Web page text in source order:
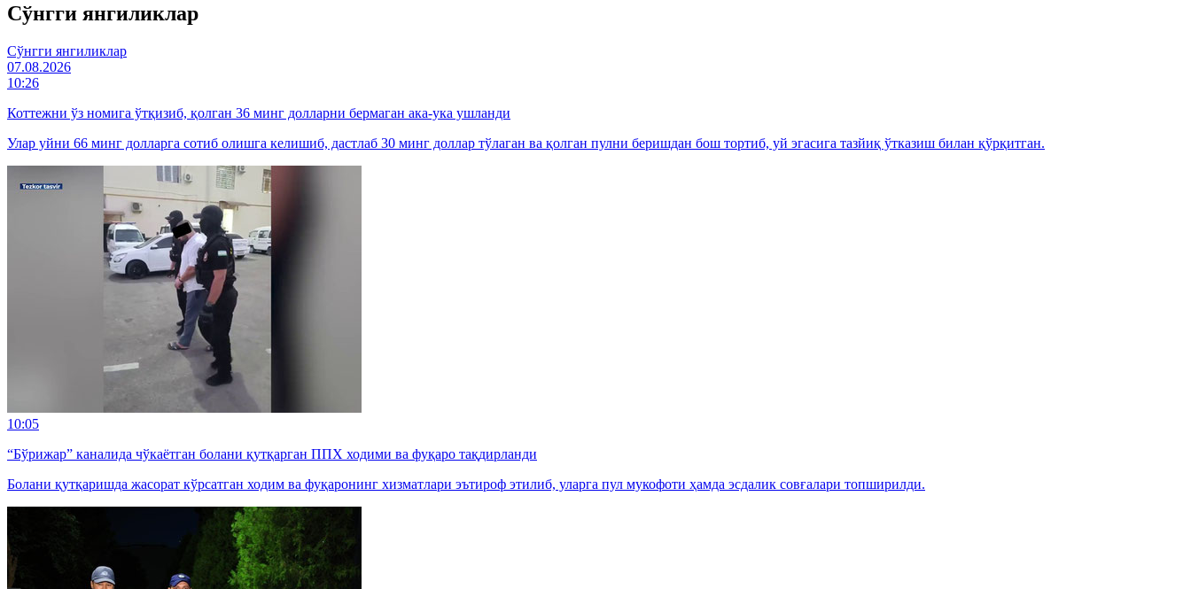
Cўнгги янгиликлар
Cўнгги янгиликлар
07.08.2026
10:26
Коттежни ўз номига ўтқизиб, қолган 36 минг долларни бермаган ака-ука ушланди
Улар уйни 66 минг долларга сотиб олишга келишиб, дастлаб 30 минг доллар тўлаган ва қолган пулни беришдан бош тортиб, уй эгасига тазйиқ ўтказиш билан қўрқитган.
10:05
“Бўрижар” каналида чўкаётган болани қутқарган ППХ ходими ва фуқаро тақдирланди
Болани қутқаришда жасорат кўрсатган ходим ва фуқаронинг хизматлари эътироф этилиб, уларга пул мукофоти ҳамда эсдалик совғалари топширилди.